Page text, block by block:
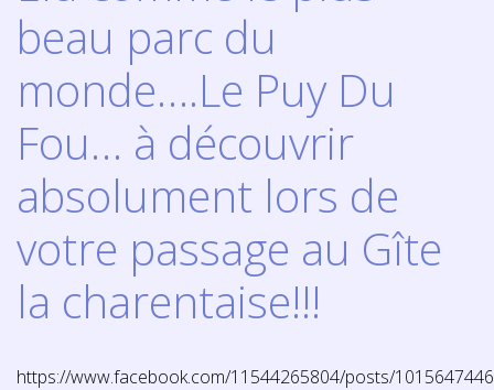
beau parc du
monde….Le Puy Du
Fou… à découvrir
absolument lors de
votre passage au Gîte
la charentaise!!!
https://www.facebook.com/11544265804/posts/